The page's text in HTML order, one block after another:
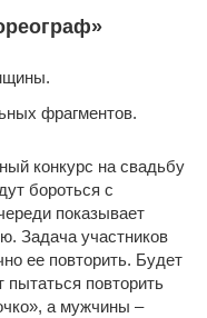
фрагментов.
конкурс на свадьбу
бороться с
показывает
Задача участников
ее повторить. Будет
пытаться повторить
а мужчины ‒